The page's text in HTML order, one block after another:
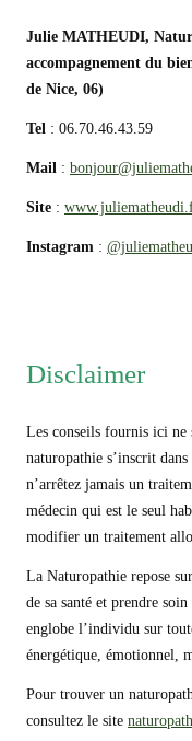
Julie MATHEUDI,
accompagnement du
de Nice, 06)
Tel : 06.70.46.43.59
Mail :
Site :
Instagram :
Disclaimer
Les conseils fournis ici ne
naturopathie s’inscrit
n’arrêtez jamais un
médecin qui est le seul
modifier un traitement
La Naturopathie repose
de sa santé et prendre
englobe l’individu sur
énergétique, émotionnel,
Pour trouver un
consultez le site